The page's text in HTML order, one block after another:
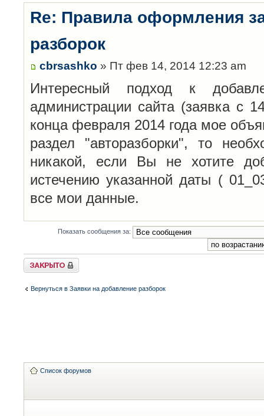
Re: Правила оформления
разборок
cbrsashko » Пт фев 14, 2014 12:23 am
Интересный подход к
администрации сайта (заявка с
конца февраля 2014 года мое
раздел "авторазборки", то
никакой, если Вы не хотите
истечению указанной даты (
все мои данные.
Показать сообщения за:
Закрыто
Вернуться в Заявки на добавление разборок
Список форумов